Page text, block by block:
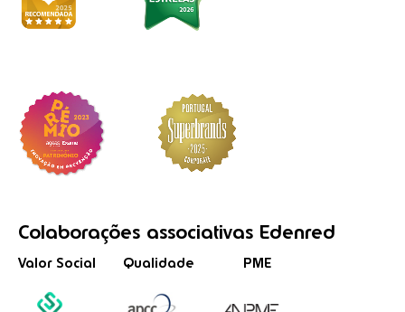
Colaborações associativas Edenred
Valor Social Qualidade PME